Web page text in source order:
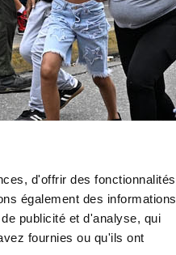
d'offrir des fonctionnalités
également des informations
publicité et d'analyse, qui
fournies ou qu'ils ont